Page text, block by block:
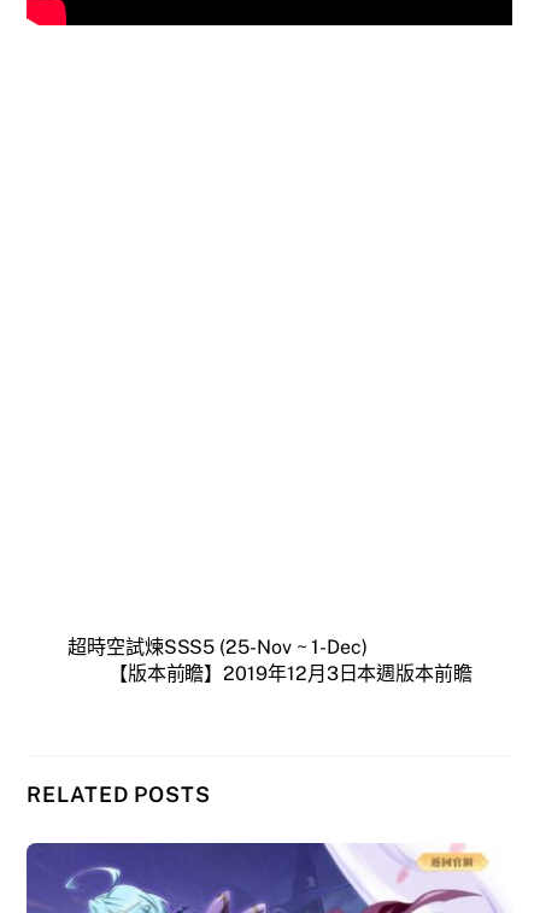
超時空試煉SSS5 (25-Nov ~ 1-Dec)
【版本前瞻】2019年12月3日本週版本前瞻
RELATED POSTS